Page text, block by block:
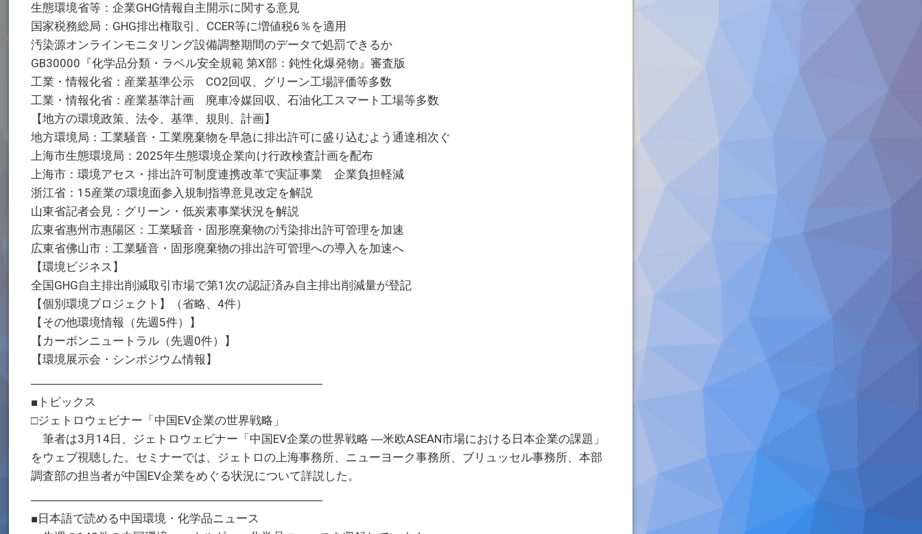
生態環境省等：企業GHG情報自主開示に関する意見
国家税務総局：GHG排出権取引、CCER等に増値税6％を適用
汚染源オンラインモニタリング設備調整期間のデータで処罰できるか
GB30000『化学品分類・ラベル安全規範 第X部：鈍性化爆発物』審査版
工業・情報化省：産業基準公示 CO2回収、グリーン工場評価等多数
工業・情報化省：産業基準計画 廃車冷媒回収、石油化工スマート工場等多数
【地方の環境政策、法令、基準、規則、計画】
地方環境局：工業騒音・工業廃棄物を早急に排出許可に盛り込むよう通達相次ぐ
上海市生態環境局：2025年生態環境企業向け行政検査計画を配布
上海市：環境アセス・排出許可制度連携改革で実証事業 企業負担軽減
浙江省：15産業の環境面参入規制指導意見改定を解説
山東省記者会見：グリーン・低炭素事業状況を解説
広東省惠州市惠陽区：工業騒音・固形廃棄物の汚染排出許可管理を加速
広東省佛山市：工業騒音・固形廃棄物の排出許可管理への導入を加速へ
【環境ビジネス】
全国GHG自主排出削減取引市場で第1次の認証済み自主排出削減量が登記
【個別環境プロジェクト】（省略、4件）
【その他環境情報（先週5件）】
【カーボンニュートラル（先週0件）】
【環境展示会・シンポジウム情報】
―――――――――――――――――――――――――
■トピックス
□ジェトロウェビナー「中国EV企業の世界戦略」
筆者は3月14日、ジェトロウェビナー「中国EV企業の世界戦略 ―米欧ASEAN市場における日本企業の課題」
をウェブ視聴した。セミナーでは、ジェトロの上海事務所、ニューヨーク事務所、ブリュッセル事務所、本部
調査部の担当者が中国EV企業をめぐる状況について詳説した。
―――――――――――――――――――――――――
■日本語で読める中国環境・化学品ニュース